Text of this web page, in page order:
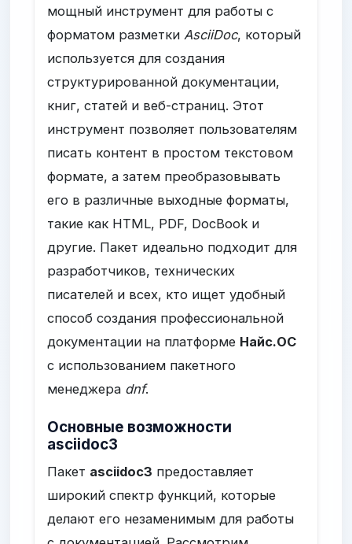
мощный инструмент для работы с
форматом разметки AsciiDoc, который
используется для создания
структурированной документации,
книг, статей и веб-страниц. Этот
инструмент позволяет пользователям
писать контент в простом текстовом
формате, а затем преобразовывать
его в различные выходные форматы,
такие как HTML, PDF, DocBook и
другие. Пакет идеально подходит для
разработчиков, технических
писателей и всех, кто ищет удобный
способ создания профессиональной
документации на платформе Найс.ОС
с использованием пакетного
менеджера dnf.
Основные возможности
asciidoc3
Пакет asciidoc3 предоставляет
широкий спектр функций, которые
делают его незаменимым для работы